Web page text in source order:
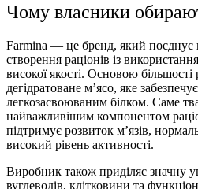
Чому власники
Farmina — це бренд, який поєднує
створення раціонів із
високої якості. Основою більшості
дегідратоване м’ясо, яке
легкозасвоюваним білком. Саме
найважливішим компонентом
підтримує розвиток м’язів,
високий рівень активності.
Виробник також приділяє значну
вуглеводів, клітковини та